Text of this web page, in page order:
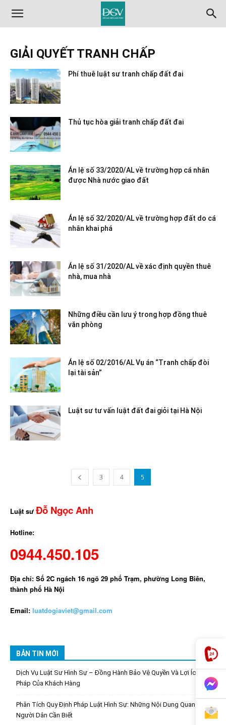
GIẢI QUYẾT TRANH CHẤP
Phí thuê luật sư tranh chấp đất đai
Thủ tục hòa giải tranh chấp đất đai
Án lệ số 33/2020/AL về trường hợp cá nhân
được Nhà nước giao đất
Án lệ số 32/2020/AL về trường hợp đất do cá
nhân khai phá
Án lệ số 31/2020/AL về xác định quyền thuê
nhà, mua nhà
Những điều cần lưu ý trong hợp đồng thuê
văn phòng
Án lệ số 02/2016/AL Vụ án “Tranh chấp đòi
lại tài sản”
Luật sư tư vấn luật đất đai giỏi tại Hà Nội
3 4 5
Luật sưĐỗ Ngọc Anh
Hotline:
0944.450.105
Địa chỉ: Số 2C ngách 16 ngõ 29 phố Trạm, phường Long Biên,
thành phố Hà Nội
Email: luatdogiaviet@gmail.com
BẢN TIN MỚI
Dịch Vụ Luật Sư Hình Sự – Đồng Hành Bảo Vệ Quyền Và Lợi Ích Hợp
Pháp Của Khách Hàng
Phân Tích Quy Định Pháp Luật Hình Sự: Những Nội Dung Quan Trọng
Người Dân Cần Biết